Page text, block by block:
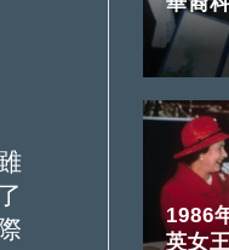
1986
英女